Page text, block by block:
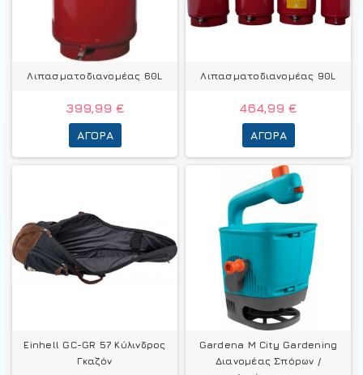
Λιπασματοδιανομέας 60L
399,99 €
ΑΓΟΡΆ
Λιπασματοδιανομέας 90L
464,99 €
ΑΓΟΡΆ
Einhell GC-GR 57 Κύλινδρος
Γκαζόν
Gardena M City Gardening
Διανομέας Σπόρων /